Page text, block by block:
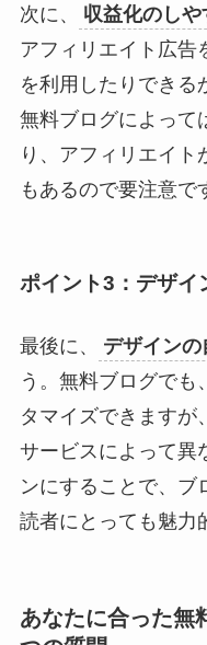
次に、 収益化のしや
アフィリエイト広告
を利用したりできる
無料ブログによって
り、アフィリエイト
もあるので要注意で
ポイント3：デザイ
最後に、 デザインの
う。無料ブログでも
タマイズできますが
サービスによって異
ンにすることで、ブ
読者にとっても魅力
あなたに合った無